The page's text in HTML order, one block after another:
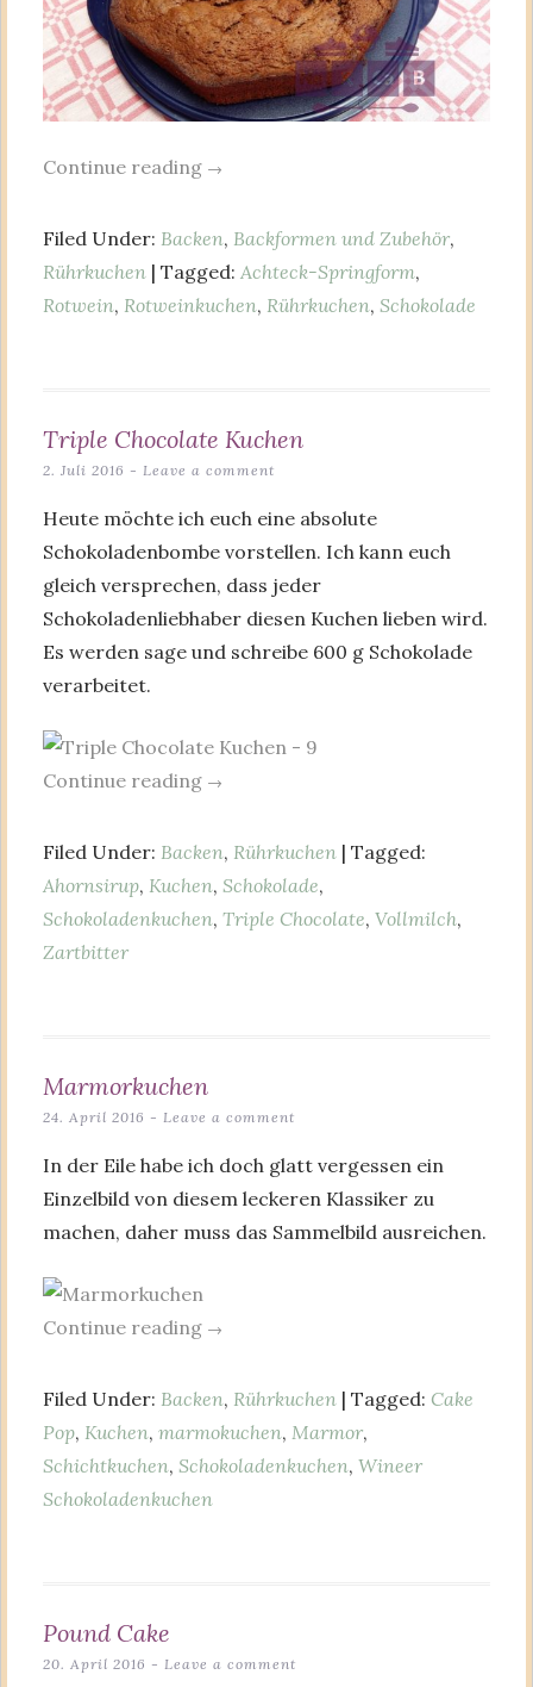
Continue reading →
Filed Under: Backen, Backformen und Zubehör,
Rührkuchen | Tagged: Achteck-Springform,
Rotwein, Rotweinkuchen, Rührkuchen, Schokolade
Triple Chocolate Kuchen
2. Juli 2016 Leave a comment
Heute möchte ich euch eine absolute
Schokoladenbombe vorstellen. Ich kann euch
gleich versprechen, dass jeder
Schokoladenliebhaber diesen Kuchen lieben wird.
Es werden sage und schreibe 600 g Schokolade
verarbeitet.
Continue reading →
Filed Under: Backen, Rührkuchen | Tagged:
Ahornsirup, Kuchen, Schokolade,
Schokoladenkuchen, Triple Chocolate, Vollmilch,
Zartbitter
Marmorkuchen
24. April 2016 Leave a comment
In der Eile habe ich doch glatt vergessen ein
Einzelbild von diesem leckeren Klassiker zu
machen, daher muss das Sammelbild ausreichen.
Continue reading →
Filed Under: Backen, Rührkuchen | Tagged: Cake
Pop, Kuchen, marmokuchen, Marmor,
Schichtkuchen, Schokoladenkuchen, Wineer
Schokoladenkuchen
Pound Cake
20. April 2016 Leave a comment